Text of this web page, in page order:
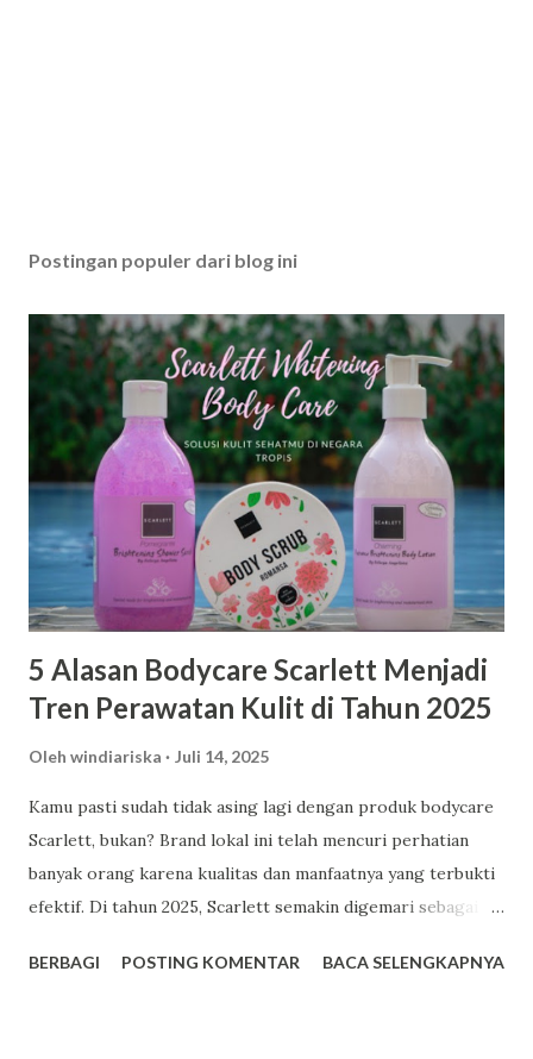
Postingan populer dari blog ini
5 Alasan Bodycare Scarlett Menjadi
Tren Perawatan Kulit di Tahun 2025
Oleh windiariska Juli 14, 2025
Kamu pasti sudah tidak asing lagi dengan produk bodycare
Scarlett, bukan? Brand lokal ini telah mencuri perhatian
banyak orang karena kualitas dan manfaatnya yang terbukti
efektif. Di tahun 2025, Scarlett semakin digemari sebagai
alasan mengapa Scarlett menjadi tren bodycare yang patut
BERBAGI POSTING KOMENTAR BACA SELENGKAPNYA